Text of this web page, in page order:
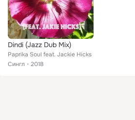
Dindi (Jazz Dub Mix)
Paprika Soul feat. Jackie Hicks
Сингл
2018